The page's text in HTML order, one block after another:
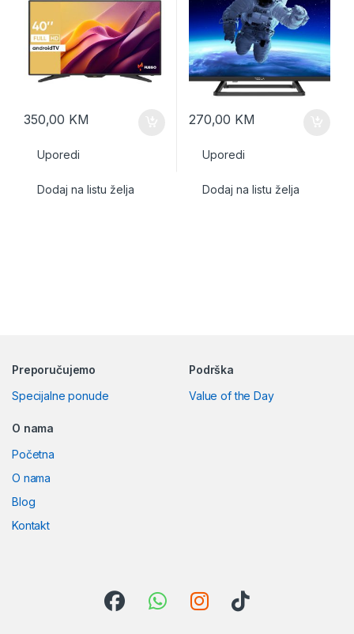
350,00 KM
Uporedi
Dodaj na listu želja
270,00 KM
Uporedi
Dodaj na listu želja
Preporučujemo
Specijalne ponude
Podrška
Value of the Day
O nama
Početna
O nama
Blog
Kontakt